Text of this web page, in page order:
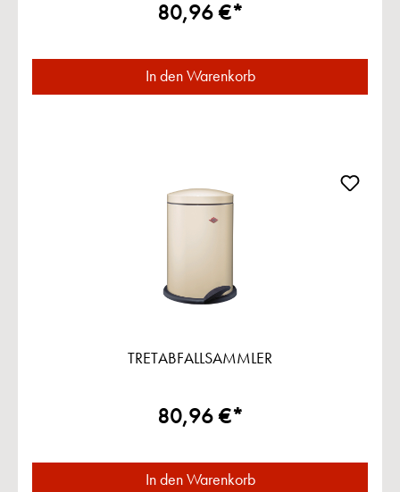
80,96 €*
In den Warenkorb
TRETABFALLSAMMLER
80,96 €*
In den Warenkorb